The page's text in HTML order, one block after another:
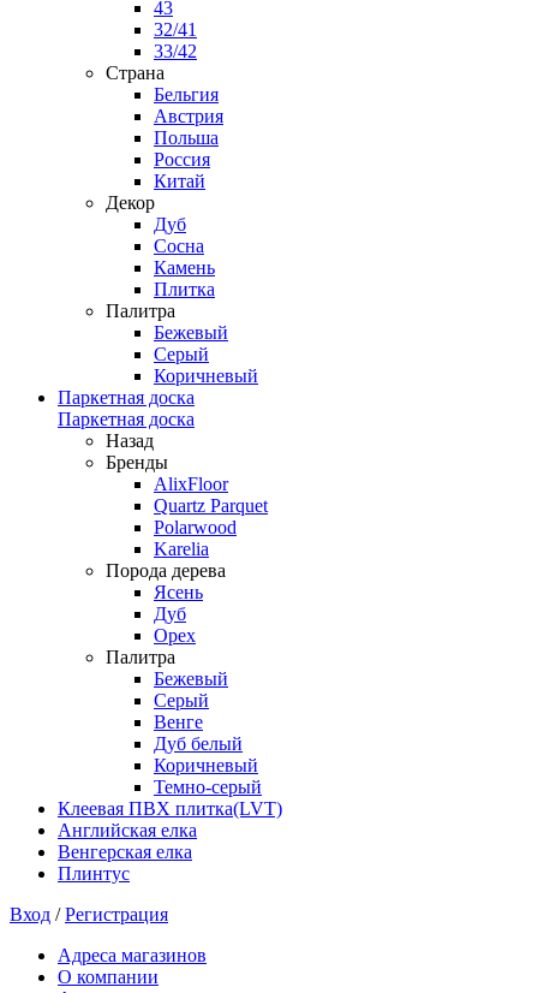
43
32/41
33/42
Страна
Бельгия
Австрия
Польша
Россия
Китай
Декор
Дуб
Сосна
Камень
Плитка
Палитра
Бежевый
Серый
Коричневый
Паркетная доска
Паркетная доска
Назад
Бренды
AlixFloor
Quartz Parquet
Polarwood
Karelia
Порода дерева
Ясень
Дуб
Орех
Палитра
Бежевый
Серый
Венге
Дуб белый
Коричневый
Темно-серый
Клеевая ПВХ плитка(LVT)
Английская елка
Венгерская елка
Плинтус
Вход /Регистрация
Адреса магазинов
О компании